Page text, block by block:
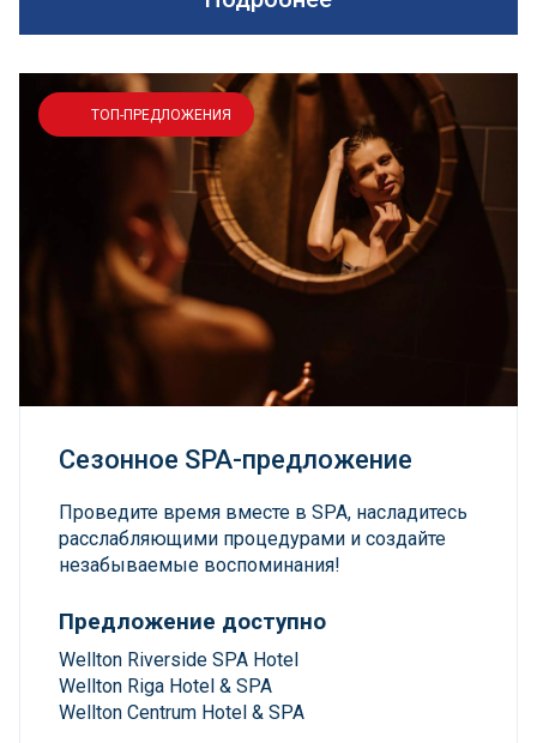
ТОП-ПРЕДЛОЖЕНИЯ
Сезонное SPA-предложение
Проведите время вместе в SPA, насладитесь
расслабляющими процедурами и создайте
незабываемые воспоминания!
Предложение доступно
Wellton Riverside SPA Hotel
Wellton Riga Hotel & SPA
Wellton Centrum Hotel & SPA